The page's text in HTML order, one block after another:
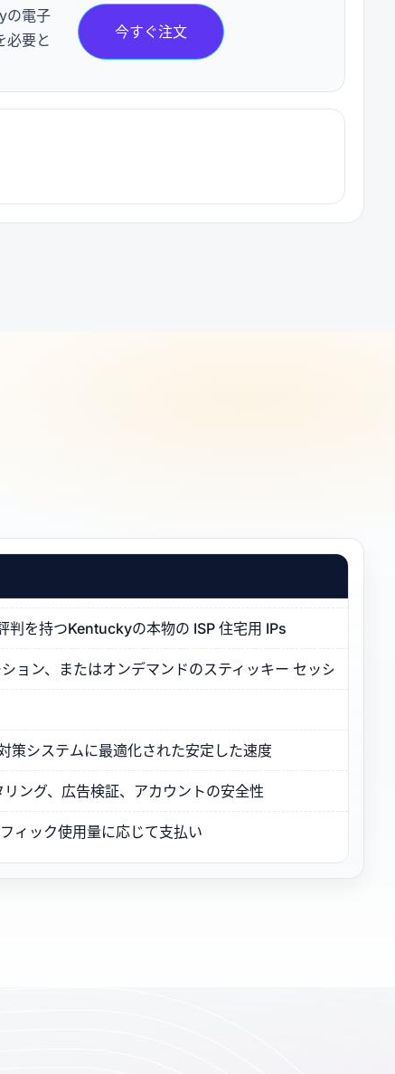
の電子
必要と
今すぐ注文
判を持つKentuckyの本物の ISP 住宅用 IPs
ョン、またはオンデマンドのスティッキー セッション
策システムに最適化された安定した速度
ング、広告検証、アカウントの安全性
ィック使用量に応じて支払い